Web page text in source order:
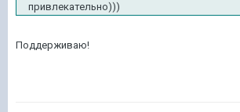
привлекательно)))
Поддерживаю!